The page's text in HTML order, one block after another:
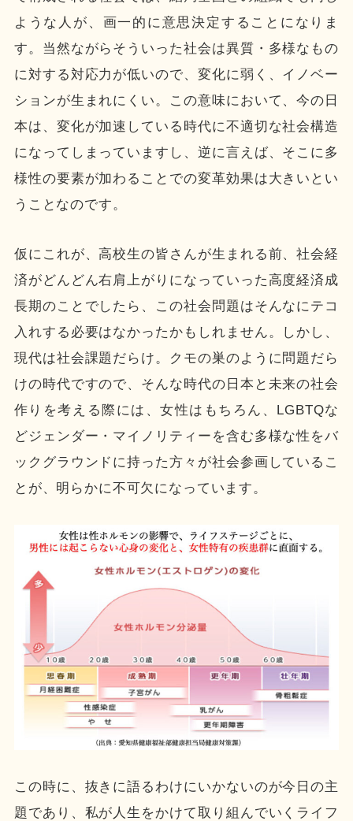
ような人が、画一的に意思決定することになりま
す。当然ながらそういった社会は異質・多様なもの
に対する対応力が低いので、変化に弱く、イノベー
ションが生まれにくい。この意味において、今の日
本は、変化が加速している時代に不適切な社会構造
になってしまっていますし、逆に言えば、そこに多
様性の要素が加わることでの変革効果は大きいとい
うことなのです。
仮にこれが、高校生の皆さんが生まれる前、社会経
済がどんどん右肩上がりになっていった高度経済成
長期のことでしたら、この社会問題はそんなにテコ
入れする必要はなかったかもしれません。しかし、
現代は社会課題だらけ。クモの巣のように問題だら
けの時代ですので、そんな時代の日本と未来の社会
作りを考える際には、女性はもちろん、LGBTQな
どジェンダー・マイノリティーを含む多様な性をバ
ックグラウンドに持った方々が社会参画しているこ
とが、明らかに不可欠になっています。
この時に、抜きに語るわけにいかないのが今日の主
題であり、私が人生をかけて取り組んでいくライフ